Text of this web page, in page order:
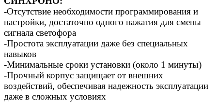
-Отсутствие необходимости программирования и
настройки, достаточно одного нажатия для смены
сигнала светофора
-Простота эксплуатации даже без специальных
навыков
-Минимальные сроки установки (около 1 минуты)
-Прочный корпус защищает от внешних
воздействий, обеспечивая надежность эксплуатации
даже в сложных условиях